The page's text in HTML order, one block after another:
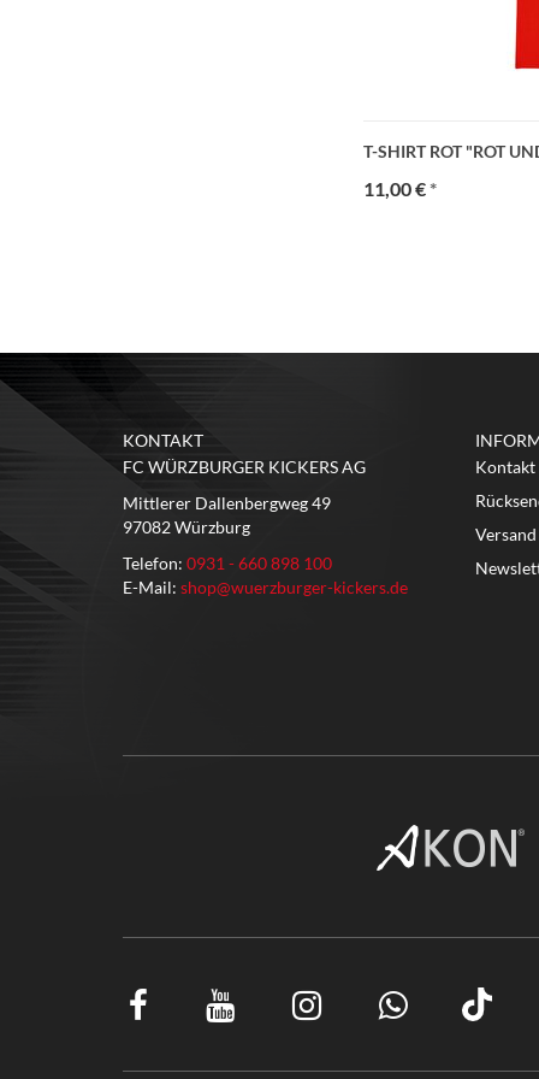
T-SHIRT ROT "ROT
11,00 €*
KONTAKT
FC WÜRZBURGER KICKERS AG
Mittlerer Dallenbergweg 49
97082 Würzburg
Telefon: 0931 - 660 898 100
E-Mail: shop@wuerzburger-kickers.de
Kontakt